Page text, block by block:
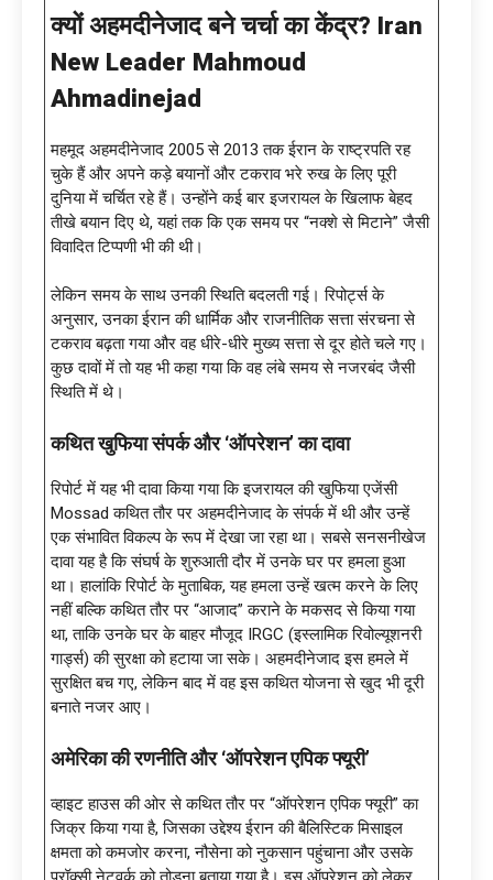
क्यों अहमदीनेजाद बने चर्चा का केंद्र? Iran
New Leader Mahmoud
Ahmadinejad
महमूद अहमदीनेजाद 2005 से 2013 तक ईरान के राष्ट्रपति रह
चुके हैं और अपने कड़े बयानों और टकराव भरे रुख के लिए पूरी
दुनिया में चर्चित रहे हैं। उन्होंने कई बार इजरायल के खिलाफ बेहद
तीखे बयान दिए थे, यहां तक कि एक समय पर “नक्शे से मिटाने” जैसी
विवादित टिप्पणी भी की थी।
लेकिन समय के साथ उनकी स्थिति बदलती गई। रिपोर्ट्स के
अनुसार, उनका ईरान की धार्मिक और राजनीतिक सत्ता संरचना से
टकराव बढ़ता गया और वह धीरे-धीरे मुख्य सत्ता से दूर होते चले गए।
कुछ दावों में तो यह भी कहा गया कि वह लंबे समय से नजरबंद जैसी
स्थिति में थे।
कथित खुफिया संपर्क और ‘ऑपरेशन’ का दावा
रिपोर्ट में यह भी दावा किया गया कि इजरायल की खुफिया एजेंसी
Mossad कथित तौर पर अहमदीनेजाद के संपर्क में थी और उन्हें
एक संभावित विकल्प के रूप में देखा जा रहा था। सबसे सनसनीखेज
दावा यह है कि संघर्ष के शुरुआती दौर में उनके घर पर हमला हुआ
था। हालांकि रिपोर्ट के मुताबिक, यह हमला उन्हें खत्म करने के लिए
नहीं बल्कि कथित तौर पर “आजाद” कराने के मकसद से किया गया
था, ताकि उनके घर के बाहर मौजूद IRGC (इस्लामिक रिवोल्यूशनरी
गार्ड्स) की सुरक्षा को हटाया जा सके। अहमदीनेजाद इस हमले में
सुरक्षित बच गए, लेकिन बाद में वह इस कथित योजना से खुद भी दूरी
बनाते नजर आए।
अमेरिका की रणनीति और ‘ऑपरेशन एपिक फ्यूरी’
व्हाइट हाउस की ओर से कथित तौर पर “ऑपरेशन एपिक फ्यूरी” का
जिक्र किया गया है, जिसका उद्देश्य ईरान की बैलिस्टिक मिसाइल
क्षमता को कमजोर करना, नौसेना को नुकसान पहुंचाना और उसके